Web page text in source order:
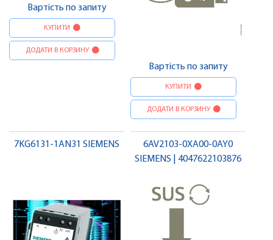
Вартість по запиту
КУПИТИ
ДОДАТИ В КОРЗИНУ
Вартість по запиту
КУПИТИ
ДОДАТИ В КОРЗИНУ
7KG6131-1AN31 SIEMENS
6AV2103-0XA00-0AY0
SIEMENS | 4047622103876